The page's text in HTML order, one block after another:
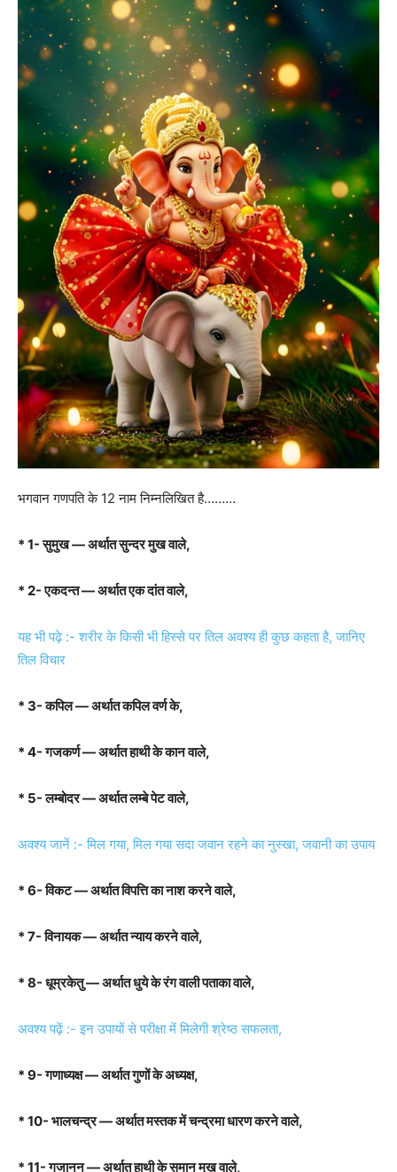
भगवान गणपति के 12 नाम निम्नलिखित है………
* 1- सुमुख — अर्थात सुन्दर मुख वाले,
* 2- एकदन्त — अर्थात एक दांत वाले,
यह भी पढ़े :- शरीर के किसी भी हिस्से पर तिल अवश्य ही कुछ कहता है, जानिए
तिल विचार
* 3- कपिल — अर्थात कपिल वर्ण के,
* 4- गजकर्ण — अर्थात हाथी के कान वाले,
* 5- लम्बोदर — अर्थात लम्बे पेट वाले,
अवश्य जानें :- मिल गया, मिल गया सदा जवान रहने का नुस्खा, जवानी का उपाय
* 6- विकट — अर्थात विपत्ति का नाश करने वाले,
* 7- विनायक — अर्थात न्याय करने वाले,
* 8- धूम्रकेतु — अर्थात धुये के रंग वाली पताका वाले,
अवश्य पढ़ें :- इन उपायों से परीक्षा में मिलेगी श्रेष्ठ सफलता,
* 9- गणाध्यक्ष — अर्थात गुणों के अध्यक्ष,
* 10- भालचन्द्र — अर्थात मस्तक में चन्द्रमा धारण करने वाले,
* 11- गजानन — अर्थात हाथी के समान मुख वाले,